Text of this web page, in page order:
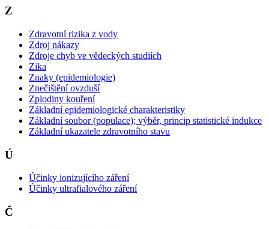
Z
Zdravotní rizika z vody
Zdroj nákazy
Zdroje chyb ve vědeckých studiích
Zika
Znaky (epidemiologie)
Znečištění ovzduší
Zplodiny kouření
Základní epidemiologické charakteristiky
Základní soubor (populace); výběr, princip statistické indukce
Základní ukazatele zdravotního stavu
Ú
Účinky ionizujícího záření
Účinky ultrafialového záření
Č